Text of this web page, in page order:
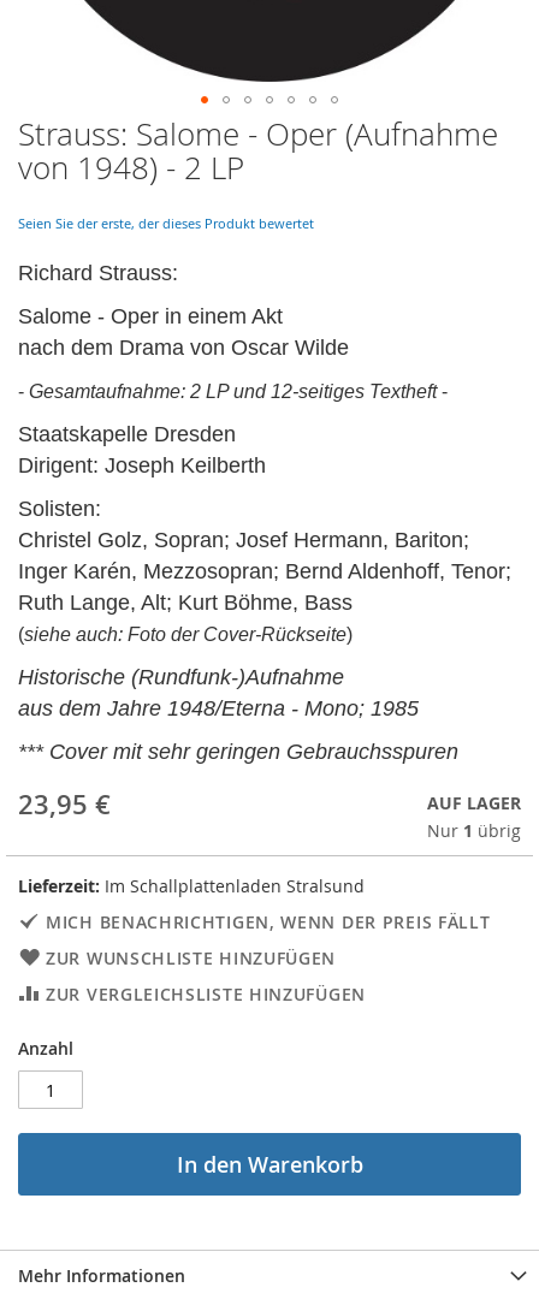
Skip
to
the
of
images
Strauss: Salome - Oper (Aufnahme
von 1948) - 2 LP
Seien Sie der erste, der dieses Produkt bewertet
Richard Strauss:
Salome - Oper in einem Akt
nach dem Drama von Oscar Wilde
- Gesamtaufnahme: 2 LP und 12-seitiges Textheft-
Staatskapelle Dresden
Dirigent: Joseph Keilberth
Solisten:
Christel Golz, Sopran; Josef Hermann, Bariton;
Inger Karén, Mezzosopran; Bernd Aldenhoff, Tenor;
Ruth Lange, Alt; Kurt Böhme, Bass
(siehe auch: Foto der Cover-Rückseite)
Historische (Rundfunk-)Aufnahme
aus dem Jahre 1948/Eterna - Mono; 1985
*** Cover mit sehr geringen Gebrauchsspuren
23,95 €
AUF LAGER
Nur 1 übrig
Lieferzeit: Im Schallplattenladen Stralsund
MICH BENACHRICHTIGEN, WENN DER PREIS FÄLLT
ZUR WUNSCHLISTE HINZUFÜGEN
ZUR VERGLEICHSLISTE HINZUFÜGEN
Anzahl
In den Warenkorb
Mehr Informationen